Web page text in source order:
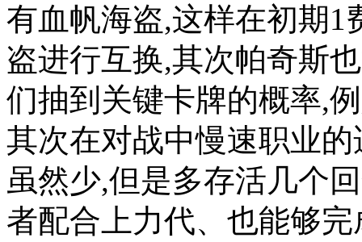
有血帆海盗,这样在初期1
盗进行互换,其次帕奇斯
们抽到关键卡牌的概率,
其次在对战中慢速职业
虽然少,但是多存活几个
者配合上力代、也能够